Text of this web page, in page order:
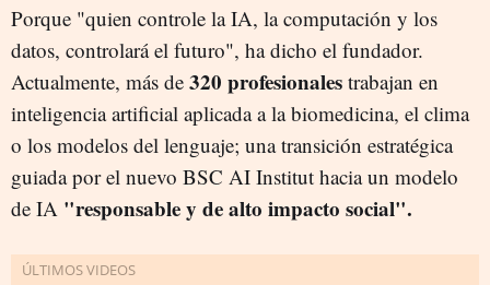
Porque "quien controle la IA, la computación y los
datos, controlará el futuro", ha dicho el fundador.
Actualmente, más de 320 profesionales trabajan en
inteligencia artificial aplicada a la biomedicina, el clima
o los modelos del lenguaje; una transición estratégica
guiada por el nuevo BSC AI Institut hacia un modelo
de IA "responsable y de alto impacto social".